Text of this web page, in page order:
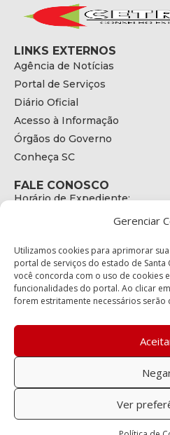
Gerenciar
Utilizamos cookies para aprimorar
portal de serviços do estado de Santa
você concorda com o uso de cookies
funcionalidades do portal. Ao clicar
forem estritamente necessários serão
Ver
LINKS EXTERNOS
Agência de Notícias
Portal de Serviços
Diário Oficial
Acesso à Informação
Órgãos do Governo
Conheça SC
FALE CONOSCO
Horário de Expediente:
E-mail:
ENDEREÇO
Endereço:
Bairro:
Coqueiros, Florianópolis SC
88.080-160
Política de privacidade
Copyright © 2023 Todos os